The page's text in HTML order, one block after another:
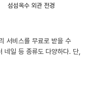
섬섬옥수 외관 전경
서비스를 무료로 받을 수
네일 등 종류도 다양하다. 단,